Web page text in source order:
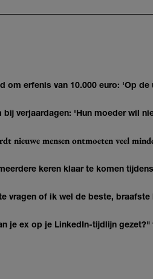
om erfenis van 10.000 euro: 'Op
verjaardagen: 'Hun moeder wil
nieuwe mensen ontmoeten veel
keren klaar te komen
vragen of ik wel de beste,
je ex op je LinkedIn-tijdlijn